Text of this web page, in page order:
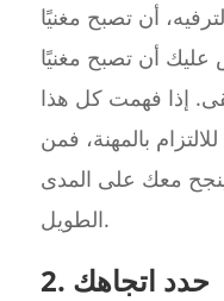
أن تصبح مغنيًا
أن تصبح مغنيًا
إذا فهمت كل هذا
بالمهنة، فمن
معك على المدى
الطويل.
2. حدد اتجاهك